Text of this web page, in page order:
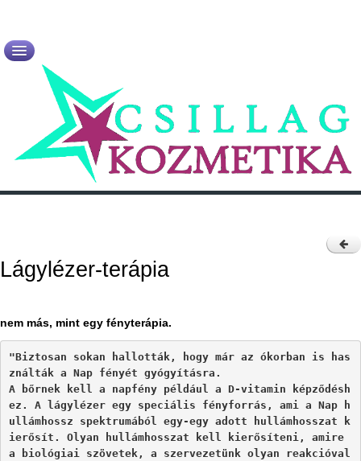
Kezdőlap
Újdonságok
Szolgáltatások
Termékek
Lágylézer-terápia
nem más, mint egy fényterápia.
"Biztosan sokan hallották, hogy már az ókorban is has
ználták a Nap fényét gyógyításra.
A bőrnek kell a napfény például a D-vitamin képződésh
ez. A lágylézer egy speciális fényforrás, ami a Nap h
ullámhossz spektrumából egy-egy adott hullámhosszat k
ierősít. Olyan hullámhosszat kell kierősíteni, amire
a biológiai szövetek, a szervezetünk olyan reakcióval